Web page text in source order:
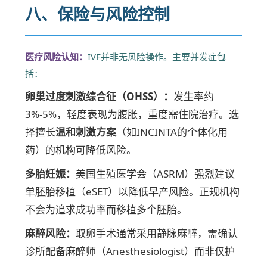
八、保险与风险控制
医疗风险认知：IVF并非无风险操作。主要并发症包
括：
卵巢过度刺激综合征（OHSS）：发生率约
3%-5%，轻度表现为腹胀，重度需住院治疗。选
择擅长温和刺激方案（如INCINTA的个体化用
药）的机构可降低风险。
多胎妊娠： 美国生殖医学会（ASRM）强烈建议
单胚胎移植（eSET）以降低早产风险。正规机构
不会为追求成功率而移植多个胚胎。
麻醉风险：取卵手术通常采用静脉麻醉，需确认
诊所配备麻醉师（Anesthesiologist）而非仅护